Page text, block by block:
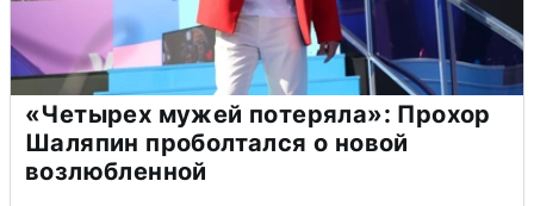
«Четырех мужей потеряла»: Прохор
Шаляпин проболтался о новой
возлюбленной